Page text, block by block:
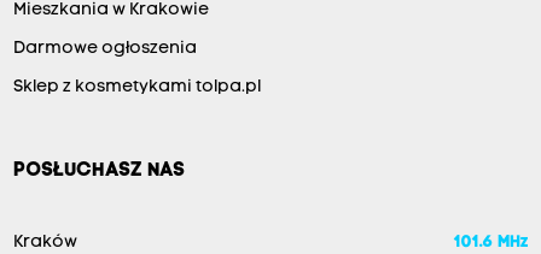
Mieszkania w Krakowie
Darmowe ogłoszenia
Sklep z kosmetykami tolpa.pl
POSŁUCHASZ NAS
Kraków 101.6 MHz